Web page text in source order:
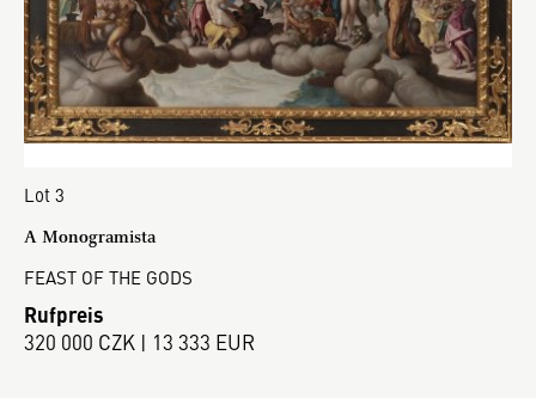
Lot 3
A Monogramista
FEAST OF THE GODS
Rufpreis
320 000 CZK | 13 333 EUR